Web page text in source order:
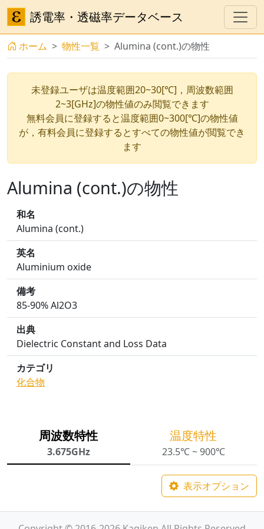
誘電率・透磁率データベース
ホーム 物性一覧 Alumina (cont.)の物性
未登録ユーザは温度範囲20~30[℃]，周波数範囲
2~3[GHz]の物性値のみ閲覧できます
無料会員に登録すると温度範囲0~300[℃]の物性値
が，有料会員に登録するとすべての物性値が閲覧でき
ます
Alumina (cont.)の物性
和名
Alumina (cont.)
英名
Aluminium oxide
備考
85-90% Al2O3
出典
Dielectric Constant and Loss Data
カテゴリ
化合物
周波数特性
3.675GHz
温度特性
23.5℃ ~ 900℃
表示オプション